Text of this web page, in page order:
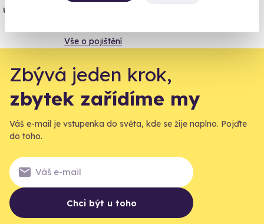
úrazové pojištění z nabídky zážitkových
Vše o pojištění
Zbývá jeden krok,
zbytek zařídíme my
Váš e-mail je vstupenka do světa, kde se žije naplno. Pojďte
do toho.
Chci být u toho